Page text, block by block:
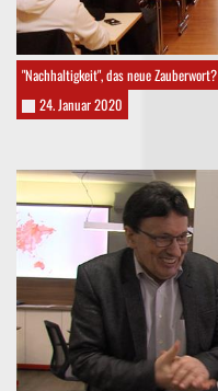
"Nachhaltigkeit", das neue Zauberwort?
24. Januar 2020